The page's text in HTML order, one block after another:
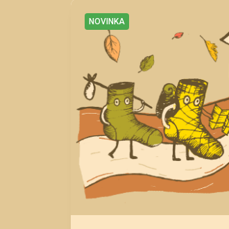
NOVINKA